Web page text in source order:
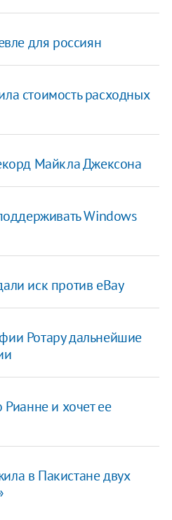
для россиян
стоимость расходных
Майкла Джексона
Windows
иск против eBay
Ротару дальнейшие
Рианне и хочет ее
в Пакистане двух